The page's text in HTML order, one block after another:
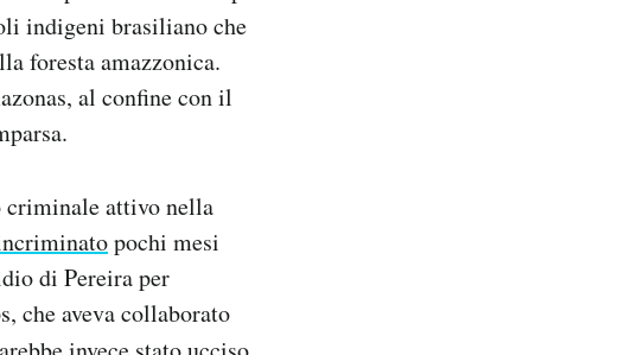
indigeni brasiliano che
foresta amazzonica.
al confine con il
criminale attivo nella
pochi mesi
di Pereira per
che aveva collaborato